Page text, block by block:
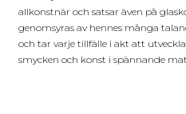
allkonstnär och satsar även på
genomsyras av hennes många
och tar varje tillfälle i akt att
smycken och konst i spännande